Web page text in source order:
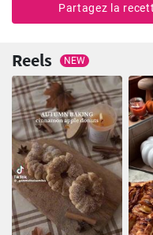
Partagez la
Reels NEW